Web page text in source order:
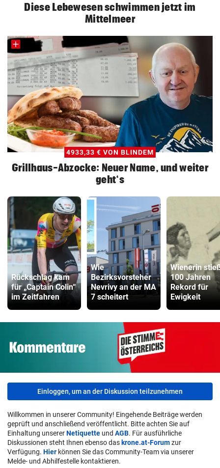
Diese Lebewesen schwimmen jetzt im
Mittelmeer
4933,33 € VON BLINDEM
Grillhaus-Abzocke: Neuer Name, und weiter
geht‘s
Rückschlag kam
für „Captain Colin“
im Zeitfahren
Wie
Bezirksvorsteher
Nevrivy an der MA
7 scheitert
Wienerin
100 Jahren
Rekord für
Ewigkeit
Einloggen, um an der Diskussion teilzunehmen
Willkommen in unserer Community! Eingehende Beiträge werden
geprüft und anschließend veröffentlicht. Bitte achten Sie auf
Einhaltung unsererNetiquette und AGB. Für ausführliche
Diskussionen steht Ihnen ebenso das krone.at-Forumzur
Verfügung. Hier können Sie das Community-Team via unserer
Melde- und Abhilfestelle kontaktieren.